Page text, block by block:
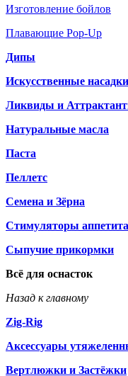
Изготовление бойлов
Плавающие Pop-Up
Дипы
Искусственные насадки
Ликвиды и
Натуральные масла
Паста
Пеллетс
Семена и Зёрна
Стимуляторы аппетита
Сыпучие прикормки
Всё для оснасток
Назад к главному
Zig-Rig
Аксессуары
Вертлюжки и Застёжки